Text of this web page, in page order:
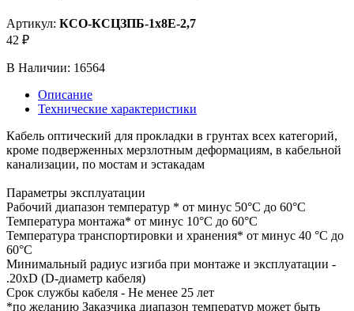
Артикул: КСО-КСЦЗПБ-1х8Е-2,7
42 ₽
В Наличии: 16564
Описание
Технические характеристики
Кабель оптический для прокладки в грунтах всех категорий,
кроме подверженных мерзлотным деформациям, в кабельной
канализации, по мостам и эстакадам
Параметры эксплуатации
Рабочий диапазон температур * от минус 50°C до 60°C
Температура монтажа* от минус 10°C до 60°C
Температура транспортировки и хранения* от минус 40 °C до
60°C
Минимальный радиус изгиба при монтаже и эксплуатации -
.20хD (D-диаметр кабеля)
Срок службы кабеля - Не менее 25 лет
*по желанию Заказчика диапазон температур может быть